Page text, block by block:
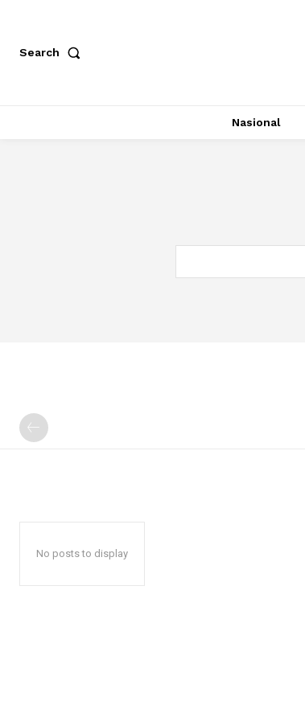
Search
Nasional
No posts to display